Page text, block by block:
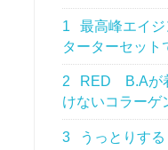
1
最高峰エイ
ターターセット
2
RED B.Aが
けないコラーゲ
3
うっとりす